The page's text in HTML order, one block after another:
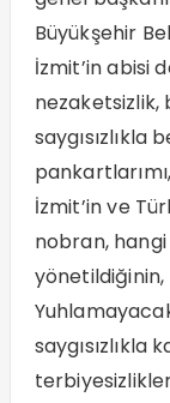
Büyükşehir
İzmit’in abisi
nezaketsizlik,
saygısızlıkla
İzmit’in ve
nobran, hangi
saygısızlıkla